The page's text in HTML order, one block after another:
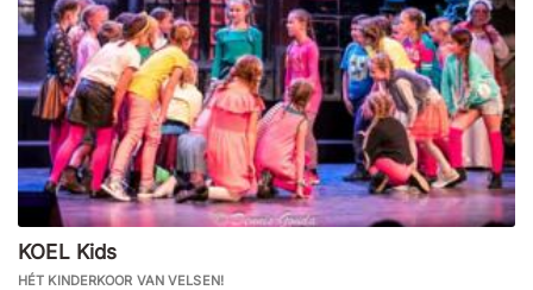
KOEL Kids
HÉT KINDERKOOR VAN VELSEN!